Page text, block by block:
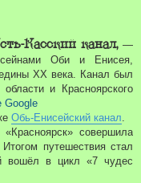
Касский канал,—
Оби и Енисея,
XX века. Канал был
и Красноярского
Google
Обь-Енисейский канал.
совершила
путешествия стал
вошёл в цикл «7 чудес